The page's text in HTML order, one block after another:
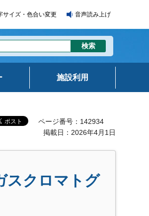
サイズ・色合い変更 音声読み上げ
施設利用
ページ番号：142934
掲載日：2026年4月1日
スクロマトグ